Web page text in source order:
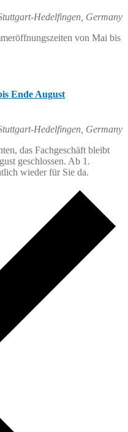
Hedelfingen, Germany
von Mai bis
Ende August
Hedelfingen, Germany
das Fachgeschäft bleibt
geschlossen. Ab 1.
wieder für Sie da.